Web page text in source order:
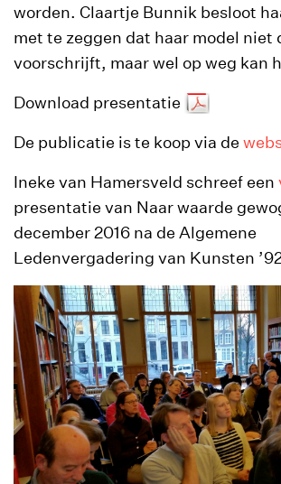
worden. Claartje Bunnik besloot
met te zeggen dat haar model niet
voorschrijft, maar wel op weg kan
Download presentatie
De publicatie is te koop via de
Ineke van Hamersveld schreef een
presentatie van Naar waarde
december 2016 na de Algemene
Ledenvergadering van Kunsten